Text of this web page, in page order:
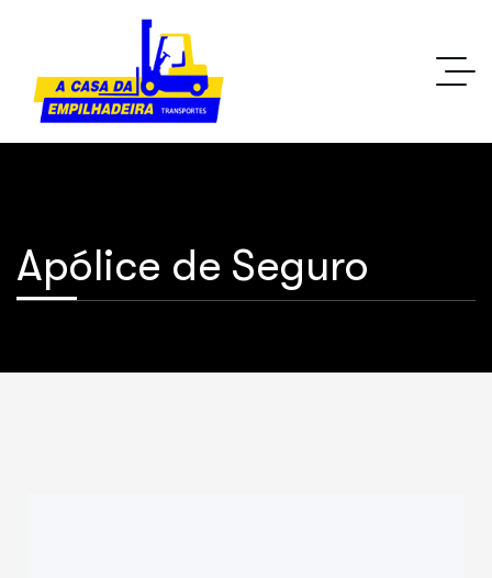
Apólice de Seguro